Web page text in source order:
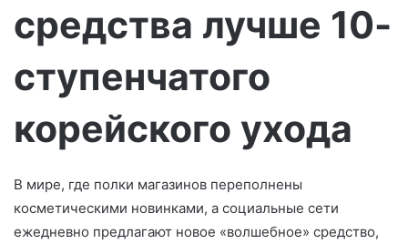
с
м
средства лучше 10-
ступенчатого
корейского ухода
В мире, где полки магазинов переполнены
косметическими новинками, а социальные сети
ежедневно предлагают новое «волшебное» средство,